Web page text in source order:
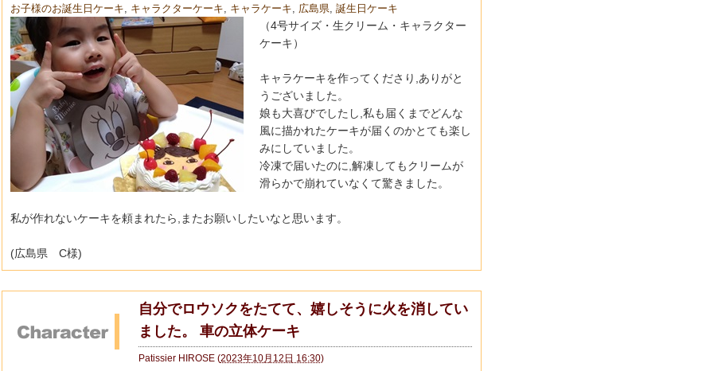
お子様のお誕生日ケーキ キャラクターケーキ キャラケーキ 広島県, 誕生日ケーキ
（4号サイズ・生クリーム・キャラクター
ケーキ）
キャラケーキを作ってくださり,ありがと
うございました。
娘も大喜びでしたし,私も届くまでどんな
風に描かれたケーキが届くのかとても楽し
みにしていました。
冷凍で届いたのに,解凍してもクリームが
滑らかで崩れていなくて驚きました。
私が作れないケーキを頼まれたら,またお願いしたいなと思います。
(広島県 C様)
自分でロウソクをたてて、嬉しそうに火を消してい
ました。 車の立体ケーキ
Patissier HIROSE(2023年10月12日 16:30)